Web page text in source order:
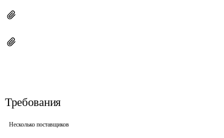
Требования
Несколько поставщиков